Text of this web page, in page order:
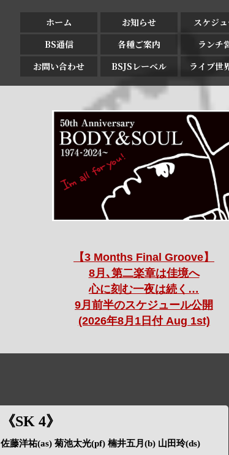
ホーム お知らせ スケジ
BS通信
各種ご案内 ランチ
お問い合わせ
BSJSレーベル ライブ世
【3 Months Final Groove】
8月､第二楽章は佳境へ
心に刻む一夜は続く…
9月前半のスケジュール公開
(2026年8月1日付 Aug 1st)
《SK 4》
佐藤洋祐(as) 菊池太光(pf) 楠井五月(b) 山田玲(ds)